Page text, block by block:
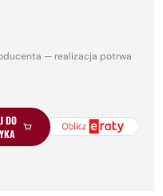
— realizacja potrwa
DO